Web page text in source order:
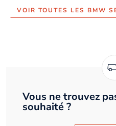
VOIR TOUTES LES BMW
Vous ne trouvez
souhaité ?